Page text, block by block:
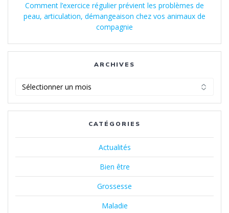
Comment l’exercice régulier prévient les problèmes de
peau, articulation, démangeaison chez vos animaux de
compagnie
ARCHIVES
CATÉGORIES
Actualités
Bien être
Grossesse
Maladie